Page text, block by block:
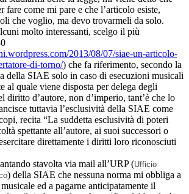
fare come mi pare e che l’articolo esiste,
che voglio, ma devo trovarmeli da solo.
molto interessanti, scelgo il più
2013/08/07/siae-un-articolo-
di-torno/) che fa riferimento, secondo la
della SIAE solo in caso di esecuzioni musicali
al quale viene disposta per delega degli
diritto d’autore, non d’imperio, tant’è che lo
tuttavia l’esclusività della SIAE come
recita “La suddetta esclusività di poteri
spettante all’autore, ai suoi successori o
direttamente i diritti loro riconosciuti
stavolta via mail all’URP (Ufficio
) della SIAE che nessuna norma mi obbliga a
ed a pagarne anticipatamente il